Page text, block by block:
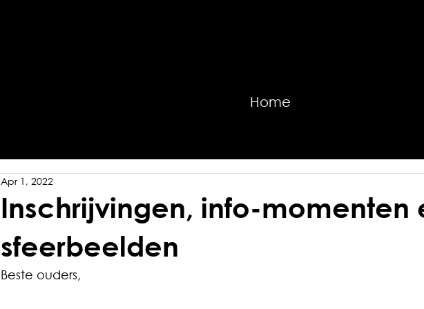
Home
Inschrijvingen, info-momenten
sfeerbeelden
Apr 1, 2022
Beste ouders,